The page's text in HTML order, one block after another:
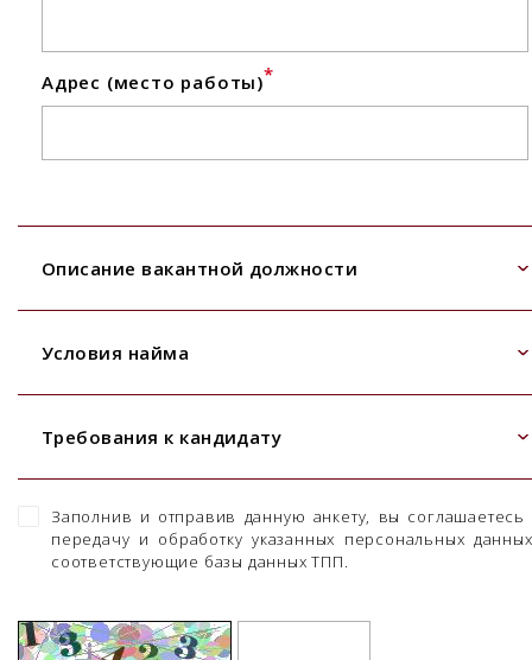
Адрес (место работы)*
Описание вакантной должности
Условия найма
Требования к кандидату
Заполнив и отправив данную анкету, вы соглашаетесь
передачу и обработку указанных персональных
соответствующие базы данных ТПП.